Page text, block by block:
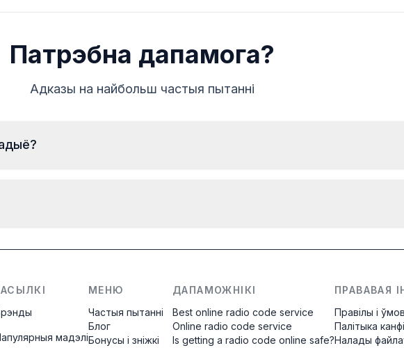
Патрэбна дапамога?
Адказы на найбольш частыя пытанні
8200057681TJ823 281155248RTK123
2210AH0W1507123 A2C1458550300001501
Код будзе перададзенынеадкладнапасля
мадэлі
МЕНЮ
Частыя пытанні
Блог
Бонусы і зніжкі
ДАПАМОЖНІКІ
Best online radio code service
Online radio code service
Is getting a radio code online safe?
ПРАВАВАЯ
Правілы і
Палітыка
Налады